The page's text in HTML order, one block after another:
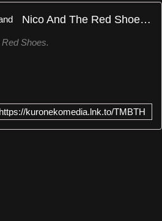
Nico And The Red Shoes - Take Me By The Hand
Shoes.
https://kuronekomedia.lnk.to/TMBTH